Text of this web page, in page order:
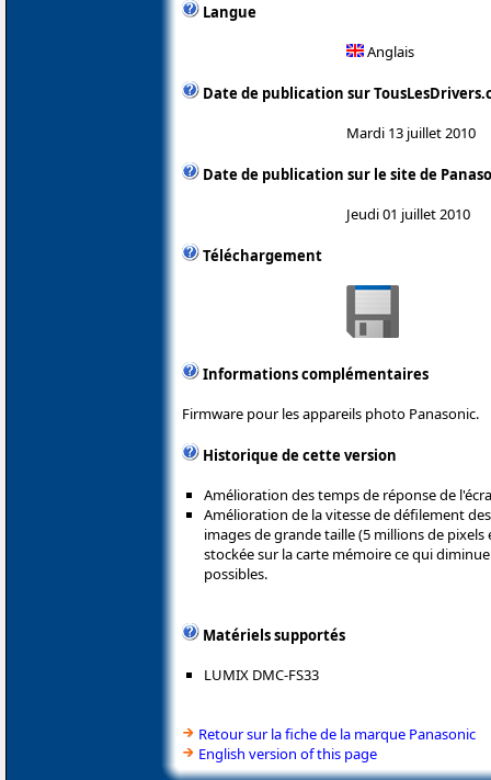
Langue
Anglais
Date de publication sur
Mardi 13 juillet 2010
Date de publication sur le site de
Jeudi 01 juillet 2010
Téléchargement
Informations complémentaires
Firmware pour les appareils photo Panasonic.
Historique de cette version
Amélioration des temps de réponse de
Amélioration de la vitesse de défilement
images de grande taille (5 millions de
stockée sur la carte mémoire ce qui
possibles.
Matériels supportés
LUMIX DMC-FS33
Retour sur la fiche de la marque Panasonic
English version of this page